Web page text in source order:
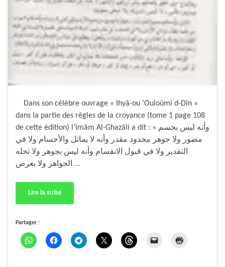
Dans son célèbre ouvrage « Ihyâ-ou ‘Ouloûmi d-Dîn »
dans la partie des règles de la croyance (tome 1 page 108
de cette édition) l’Imâm Al-Ghazâli a dit : « وأنه ليس بجسم
مصور ولا جوهر محدود مقدر وأنه لا يماثل والأجسام ولا في
التقدير ولا في قبول الانقسام وأنه ليس بجوهر ولا تحله
الجواهر ولا بعرض …
Lire la suite
Partager :